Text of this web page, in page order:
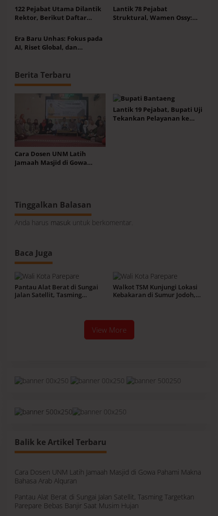
Internasional
122 Pejabat Utama Dilantik
Rektor, Berikut Daftar
Menjabat
Lantik 78 Pejabat
Struktural, Wamen Ossy:
Era Baru Unhas: Fokus pada
AI, Riset Global, dan
Berita Terbaru
Cara Dosen UNM Latih
Jamaah Masjid di Gowa
Lantik 19 Pejabat, Bupati Uji
Tekankan Pelayanan ke
Tinggalkan Balasan
Anda harus masuk untuk berkomentar.
Baca Juga
Pantau Alat Berat di Sungai
Jalan Satellit, Tasming
Walkot TSM Kunjungi Lokasi
Kebakaran di Sumur Jodoh,
View More
Balik ke Artikel Terbaru
Cara Dosen UNM Latih Jamaah Masjid di Gowa Pahami Makna
Bahasa Arab Alquran
Pantau Alat Berat di Sungai Jalan Satellit, Tasming Targetkan
Parepare Bebas Banjir Saat Musim Hujan